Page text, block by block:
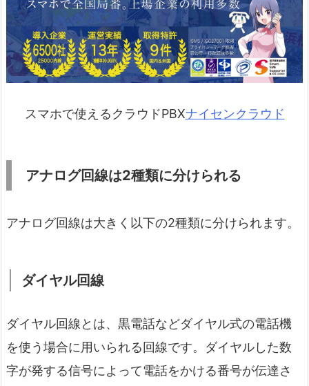
スマホで使えるクラウドPBXナイセンクラウド
アナログ回線は2種類に分けられる
アナログ回線は大きく以下の2種類に分けられます。
ダイヤル回線
ダイヤル回線とは、黒電話などダイヤル式の電話機
を使う場合に用いられる回線です。ダイヤルした数
字が発する信号によって電話をかける番号が伝達さ